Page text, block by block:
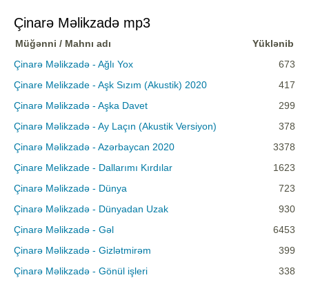
Çinarə Məlikzadə mp3
Müğənni / Mahnı adı
Yüklənib
Çinarə Məlikzadə - Ağlı Yox
673
Çinare Melikzade - Aşk Sızım (Akustik) 2020
417
Çinarə Məlikzadə - Aşka Davet
299
Çinarə Məlikzadə - Ay Laçın (Akustik Versiyon)
378
Çinarə Məlikzadə - Azərbaycan 2020
3378
Çinare Melikzade - Dallarımı Kırdılar
1623
Çinarə Məlikzadə - Dünya
723
Çinarə Məlikzadə - Dünyadan Uzak
930
Çinarə Məlikzadə - Gəl
6453
Çinarə Məlikzadə - Gizlətmirəm
399
Çinarə Məlikzadə - Gönül işleri
338